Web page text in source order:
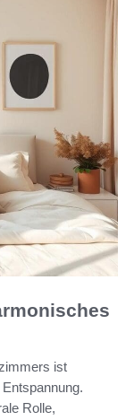
ist
Rolle,